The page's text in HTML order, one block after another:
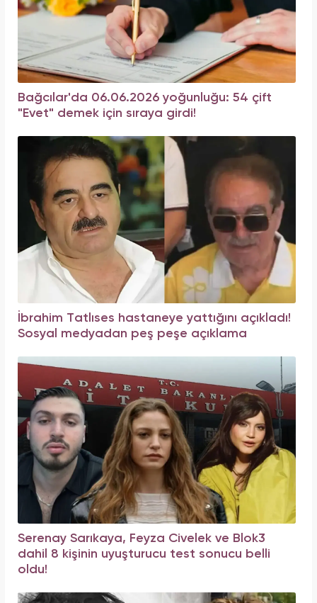
Bağcılar'da 06.06.2026 yoğunluğu: 54 çift
"Evet" demek için sıraya girdi!
İbrahim Tatlıses hastaneye yattığını açıkladı!
Sosyal medyadan peş peşe açıklama
Serenay Sarıkaya, Feyza Civelek ve Blok3
dahil 8 kişinin uyuşturucu test sonucu belli
oldu!